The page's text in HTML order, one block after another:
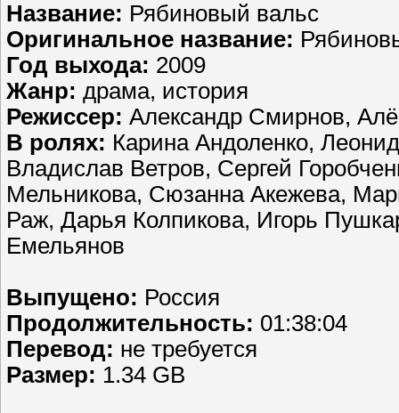
Название: Рябиновый вальс
Оригинальное название:
Год выхода: 2009
Жанр: драма, история
Режиссер: Александр Смирнов,
В ролях: Карина Андоленко,
Владислав Ветров, Сергей
Мельникова, Сюзанна Акежева,
Раж, Дарья Колпикова, Игорь
Емельянов
Выпущено: Россия
Продолжительность: 01:38:04
Перевод: не требуется
Размер: 1.34 GB